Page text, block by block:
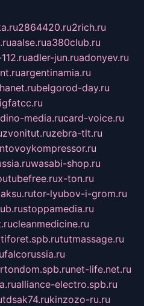
2864420.ru2rich.ru
aalse.rua380club.ru
adler-jun.ruadonyev.ru
argentinamia.ru
belgorod-day.ru
media.rucard-voice.ru
zvonitut.ruzebra-tlt.ru
wasabi-shop.ru
x-ton.ru
tor-lyubov-i-grom.ru
stoppamedia.ru
cleanmedicine.ru
tutmassage.ru
falcorussia.ru
net-life.net.ru
alliance-electro.spb.ru
tdsak74.rukinzozo-ru.ru